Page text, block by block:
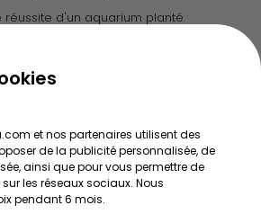
réussite d'un aquarium planté
journal d'Ammannia
de Notices de produits
Mentions légales
générales de vente
et nos partenaires utilisent des
de la publicité personnalisée, de
ainsi que pour vous permettre de
les réseaux sociaux. Nous
pendant 6 mois.